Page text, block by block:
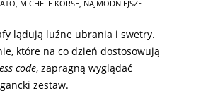
, MICHELE KORSE, NAJMODNIEJSZE
lądują luźne ubrania i swetry.
które na co dzień dostosowują
code, zapragną wyglądać
zestaw.